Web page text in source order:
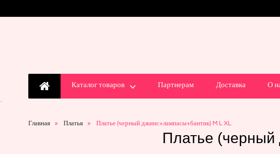
Каталог товаров Партнерам Доставка О
`
Главная Платья Платье (черный джинс+лампасы+бантик) M L XL
Платье (черный